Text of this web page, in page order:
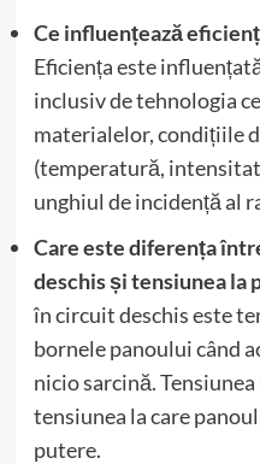
Ce influențează
Eficiența este
inclusiv de tehnologia
materialelor, condițiile
(temperatură,
unghiul de incidență al
Care este diferența
deschis și tensiunea la
în circuit deschis este
bornele panoului când
nicio sarcină.
tensiunea la care
putere.